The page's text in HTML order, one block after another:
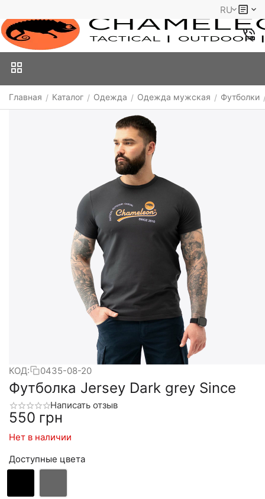
RU
Главная / Каталог / Одежда / Одежда мужская / Футболки
КОД: 0435-08-20
Футболка Jersey Dark grey Since
Написать отзыв
‍550‍ грн
Нет в наличии
Доступные цвета